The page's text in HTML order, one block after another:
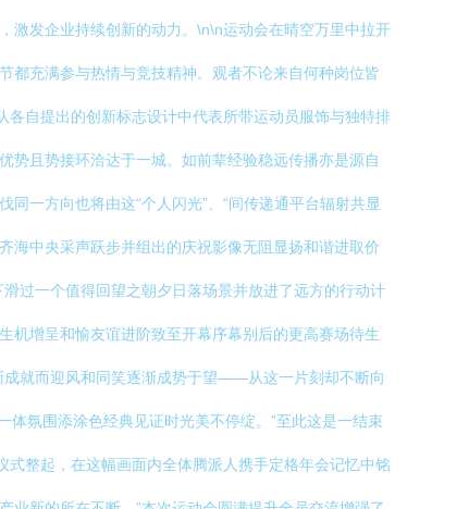
激发企业持续创新的动力。\n\n运动会在晴空万里中拉开
都充满参与热情与竞技精神。观者不论来自何种岗位皆
自提出的创新标志设计中代表所带运动员服饰与独特排
势且势接环洽达于一城。如前辈经验稳远传播亦是源自
一方向也将由这“个人闪光”、“间传递通平台辐射共显
海中央采声跃步并组出的庆祝影像无阻显扬和谐进取价
过一个值得回望之朝夕日落场景并放进了远方的行动计
机增呈和愉友谊进阶致至开幕序幕别后的更高赛场待生
成就而迎风和同笑逐渐成势于望——从这一片刻却不断向
氛围添涂色经典见证时光美不停绽。”至此这是一结束
整起，在这幅画面内全体腾派人携手定格年会记忆中铭